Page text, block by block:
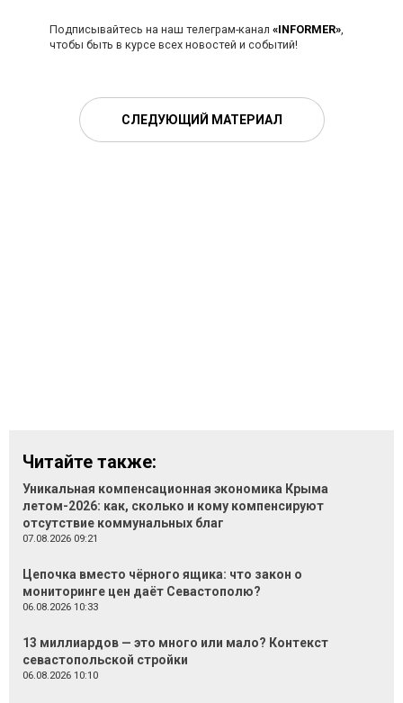
Подписывайтесь на наш телеграм-канал «INFORMER»,
чтобы быть в курсе всех новостей и событий!
СЛЕДУЮЩИЙ МАТЕРИАЛ
Читайте также:
Уникальная компенсационная экономика Крыма
летом-2026: как, сколько и кому компенсируют
отсутствие коммунальных благ
07.08.2026 09:21
Цепочка вместо чёрного ящика: что закон о
мониторинге цен даёт Севастополю?
06.08.2026 10:33
13 миллиардов — это много или мало? Контекст
севастопольской стройки
06.08.2026 10:10